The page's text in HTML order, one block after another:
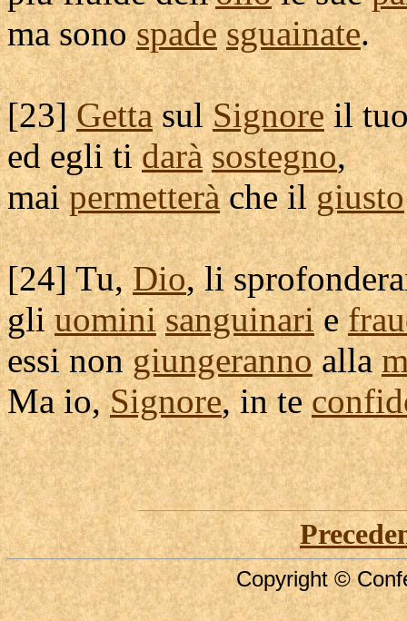
ma sonospade sguainate.
[23]GettasulSignoreil
ed egli tidarà sostegno,
maipermetteràche ilgiusto
[24] Tu,Dio, li
gliuomini sanguinarie
essi nongiungerannoalla
Ma io,Signore, in te
Copyright ©